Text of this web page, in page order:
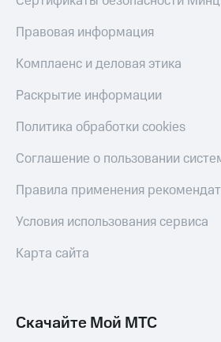
Правовая информация
Комплаенс и деловая этика
Раскрытие информации
Политика обработки cookies
Соглашение о пользовании
Правила применения
Условия использования сервиса
Карта сайта
Скачайте Мой МТС